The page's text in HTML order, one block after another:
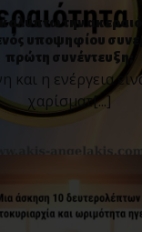
την
υποψηφίου
πρώτη συνέντευξη;
η ενέργεια
χαρίσματ[...]